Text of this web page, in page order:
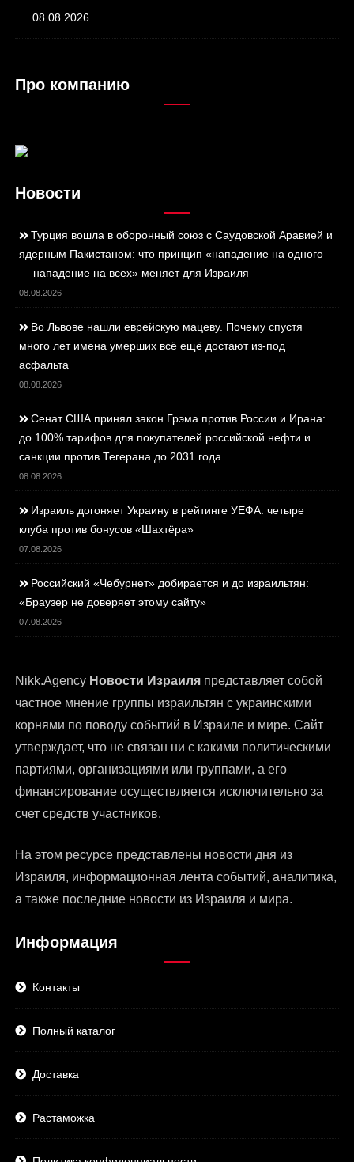
08.08.2026
Про компанию
Новости
Турция вошла в оборонный союз с Саудовской Аравией и
ядерным Пакистаном: что принцип «нападение на одного
— нападение на всех» меняет для Израиля
08.08.2026
Во Львове нашли еврейскую мацеву. Почему спустя
много лет имена умерших всё ещё достают из-под
асфальта
08.08.2026
Сенат США принял закон Грэма против России и Ирана:
до 100% тарифов для покупателей российской нефти и
санкции против Тегерана до 2031 года
08.08.2026
Израиль догоняет Украину в рейтинге УЕФА: четыре
клуба против бонусов «Шахтёра»
07.08.2026
Российский «Чебурнет» добирается и до израильтян:
«Браузер не доверяет этому сайту»
07.08.2026
Nikk.Agency Новости Израиля представляет собой
частное мнение группы израильтян с украинскими
корнями по поводу событий в Израиле и мире. Сайт
утверждает, что не связан ни с какими политическими
партиями, организациями или группами, а его
финансирование осуществляется исключительно за
счет средств участников.
На этом ресурсе представлены новости дня из
Израиля, информационная лента событий, аналитика,
а также последние новости из Израиля и мира.
Информация
Контакты
Полный каталог
Доставка
Растаможка